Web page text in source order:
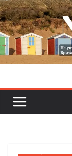
Skip
to
content